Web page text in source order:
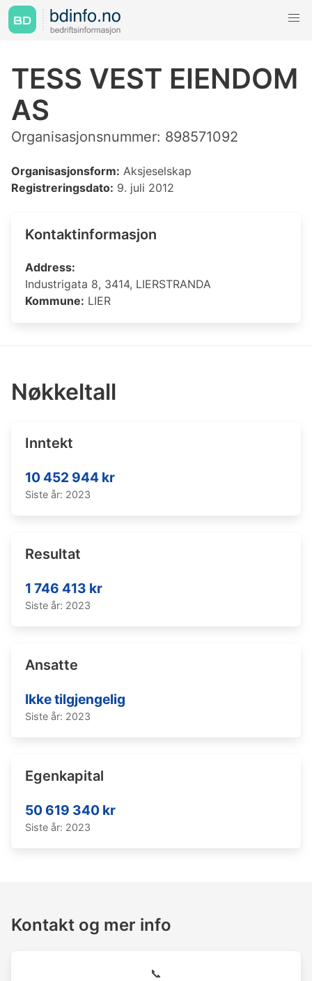
TESS VEST EIENDOM
AS
Organisasjonsnummer: 898571092
Organisasjonsform: Aksjeselskap
Registreringsdato: 9. juli 2012
Kontaktinformasjon
Address:
Industrigata 8, 3414, LIERSTRANDA
Kommune: LIER
Nøkkeltall
Inntekt
10 452 944 kr
Siste år: 2023
Resultat
1 746 413 kr
Siste år: 2023
Ansatte
Ikke tilgjengelig
Siste år: 2023
Egenkapital
50 619 340 kr
Siste år: 2023
Kontakt og mer info
📞